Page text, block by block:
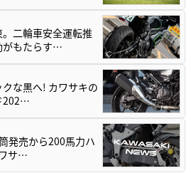
二輪車安全運転推
がもたらす…
な黒へ! カワサキの
202…
発売から200馬力ハ
サ…